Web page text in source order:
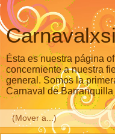
Ésta es nuestra página
concerniente a nuestra
general. Somos la
Carnaval de